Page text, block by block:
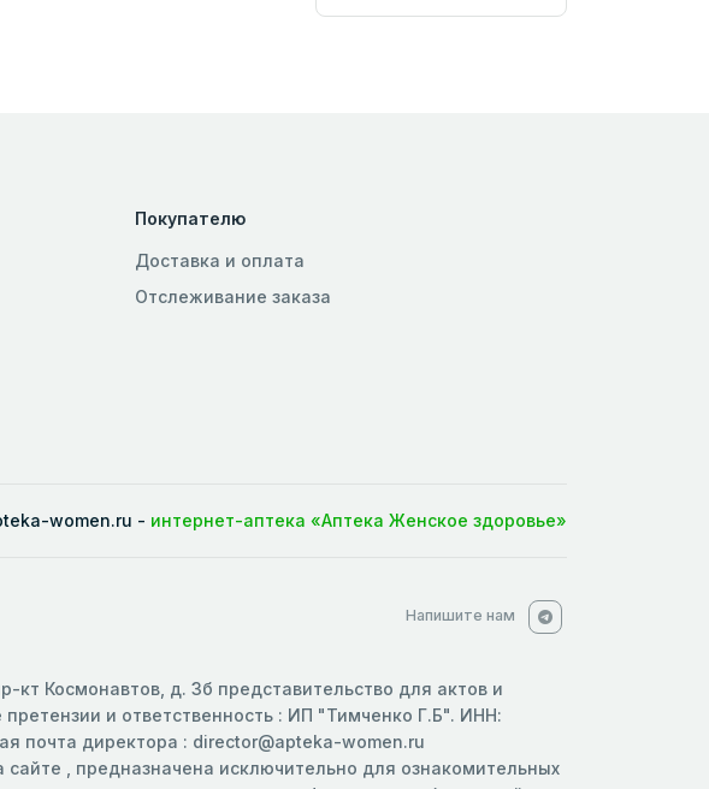
Покупателю
Доставка и оплата
Отслеживание заказа
women.ru - интернет-аптека «Аптека Женское здоровье»
Напишите нам
кт Космонавтов, д. 3б представительство для актов и
и ответственность : ИП "Тимченко Г.Б". ИНН:
почта директора : director@apteka-women.ru
, предназначена исключительно для ознакомительных